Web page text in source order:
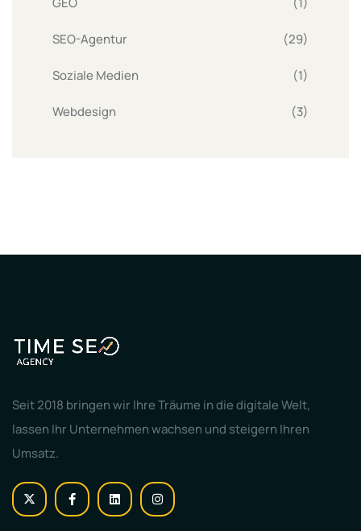
SEO-Agentur (29)
Soziale Medien (1)
Webdesign (3)
Seit 2018 bringen wir Ihre Träume in die digitale Welt,
lassen Ihr Unternehmen wachsen und steigern Ihren
Umsatz.